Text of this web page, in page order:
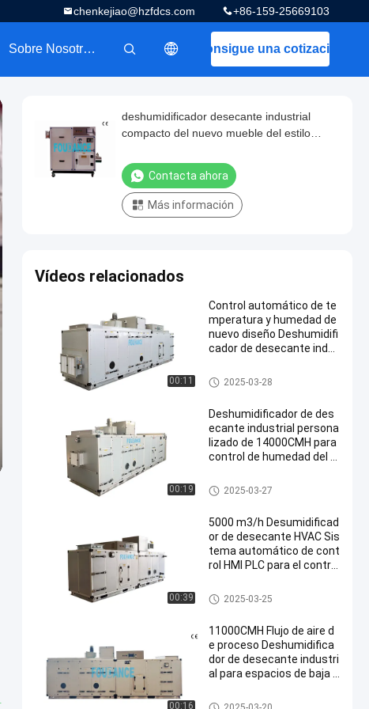
+86-159-25669103
chenkejiao@hzfdcs.com
Consigue una cotización
Sobre Nosotros
deshumidificador desecante industrial
compacto del nuevo mueble del estilo
Contacta ahora
Más información
Vídeos relacionados
00:11
Control automático de te
mperatura y humedad de
nuevo diseño Deshumidifi
cador de desecante indu
deshumidificador desecante i
ndustrial
2025-03-28
00:19
Deshumidificador de des
ecante industrial persona
lizado de 14000CMH para
control de humedad del ai
deshumidificador desecante i
ndustrial
2025-03-27
00:39
5000 m3/h Desumidificad
or de desecante HVAC Sis
tema automático de cont
rol HMI PLC para el control
deshumidificador desecante i
ndustrial
2025-03-25
00:16
11000CMH Flujo de aire d
e proceso Deshumidifica
dor de desecante industri
al para espacios de baja h
deshumidificador desecante i